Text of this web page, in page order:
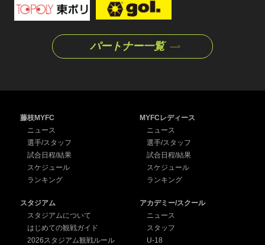
パートナー一覧
藤枝MYFC
ニュース
選手/スタッフ
試合日程/結果
スケジュール
ランキング
MYFCレディース
ニュース
選手/スタッフ
試合日程/結果
スケジュール
ランキング
スタジアム
スタジアムについて
はじめての観戦ガイド
2026スタジアム観戦ルール
アカデミー/スクール
ニュース
スタッフ
U-18